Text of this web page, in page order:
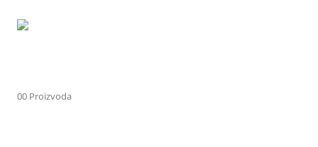
00 Proizvoda